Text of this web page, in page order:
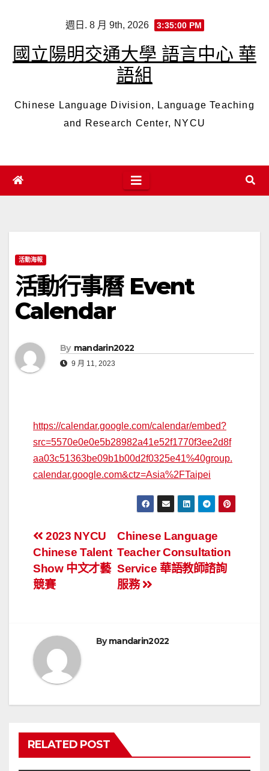
content
週日. 8 月 9th, 2026 3:35:01 PM
國立陽明交通大學 語言中心 華
語組
Chinese Language Division, Language Teaching
and Research Center, NYCU
活動海報
活動行事曆 Event
Calendar
By mandarin2022
9 月 11, 2023
https://calendar.google.com/calendar/embed?
src=5570e0e0e5b28982a41e52f1770f3ee2d8f
aa03c51363be09b1b00d2f0325e41%40group.
calendar.google.com&ctz=Asia%2FTaipei
文
章
導
Chinese Language
Teacher Consultation
Service 華語教師諮詢
服務
2023 NYCU
Chinese Talent
Show 中文才藝
競賽
Bymandarin2022
RELATED POST